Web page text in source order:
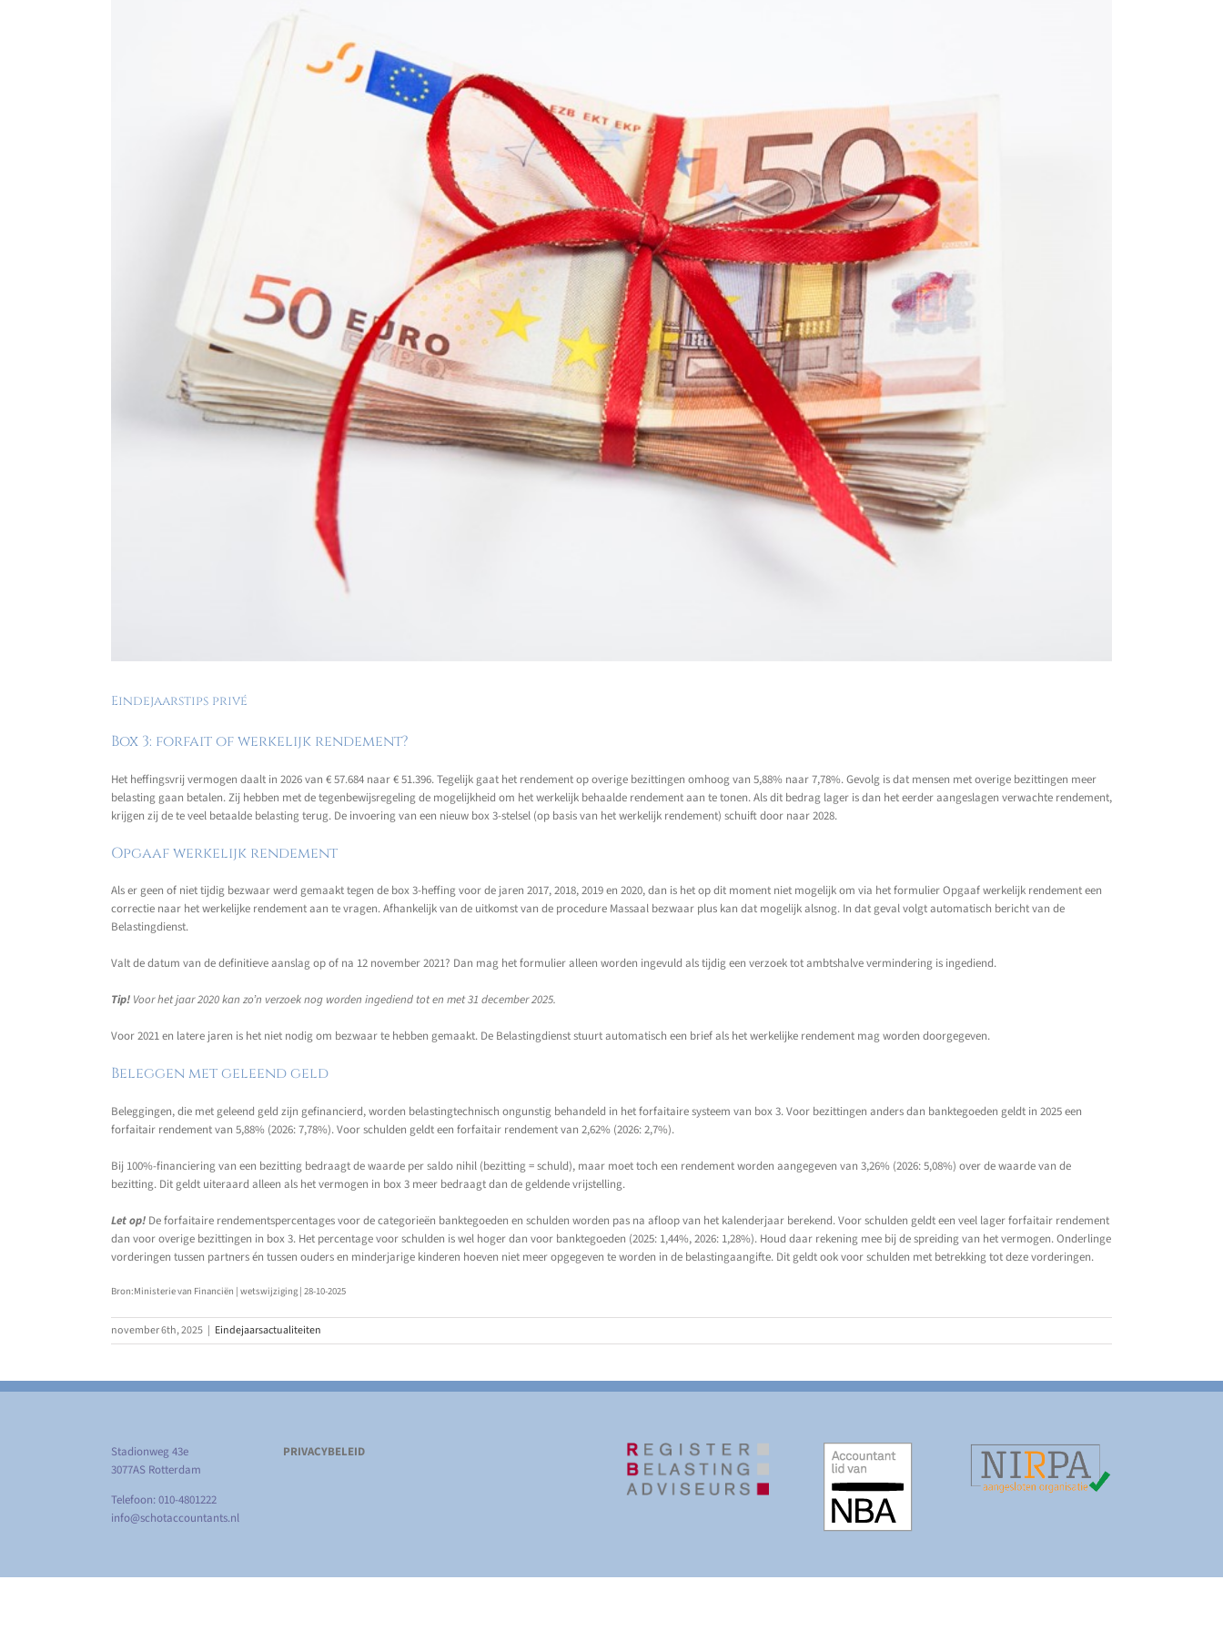
Eindejaarstips privé
Box 3: forfait of werkelijk rendement?
Het heffingsvrij vermogen daalt in 2026 van € 57.684 naar € 51.396. Tegelijk gaat het rendement op overige bezittingen omhoog van 5,88% naar 7,78%. Gevolg is dat mensen met overige bezittingen meer
belasting gaan betalen. Zij hebben met de tegenbewijsregeling de mogelijkheid om het werkelijk behaalde rendement aan te tonen. Als dit bedrag lager is dan het eerder aangeslagen verwachte rendement,
krijgen zij de te veel betaalde belasting terug. De invoering van een nieuw box 3-stelsel (op basis van het werkelijk rendement) schuift door naar 2028.
Opgaaf werkelijk rendement
Als er geen of niet tijdig bezwaar werd gemaakt tegen de box 3-heffing voor de jaren 2017, 2018, 2019 en 2020, dan is het op dit moment niet mogelijk om via het formulier Opgaaf werkelijk rendement een
correctie naar het werkelijke rendement aan te vragen. Afhankelijk van de uitkomst van de procedure Massaal bezwaar plus kan dat mogelijk alsnog. In dat geval volgt automatisch bericht van de
Belastingdienst.
Valt de datum van de definitieve aanslag op of na 12 november 2021? Dan mag het formulier alleen worden ingevuld als tijdig een verzoek tot ambtshalve vermindering is ingediend.
Tip! Voor het jaar 2020 kan zo’n verzoek nog worden ingediend tot en met 31 december 2025.
Voor 2021 en latere jaren is het niet nodig om bezwaar te hebben gemaakt. De Belastingdienst stuurt automatisch een brief als het werkelijke rendement mag worden doorgegeven.
Beleggen met geleend geld
Beleggingen, die met geleend geld zijn gefinancierd, worden belastingtechnisch ongunstig behandeld in het forfaitaire systeem van box 3. Voor bezittingen anders dan banktegoeden geldt in 2025 een
forfaitair rendement van 5,88% (2026: 7,78%). Voor schulden geldt een forfaitair rendement van 2,62% (2026: 2,7%).
Bij 100%-financiering van een bezitting bedraagt de waarde per saldo nihil (bezitting = schuld), maar moet toch een rendement worden aangegeven van 3,26% (2026: 5,08%) over de waarde van de
bezitting. Dit geldt uiteraard alleen als het vermogen in box 3 meer bedraagt dan de geldende vrijstelling.
Let op! De forfaitaire rendementspercentages voor de categorieën banktegoeden en schulden worden pas na afloop van het kalenderjaar berekend. Voor schulden geldt een veel lager forfaitair rendement
dan voor overige bezittingen in box 3. Het percentage voor schulden is wel hoger dan voor banktegoeden (2025: 1,44%, 2026: 1,28%). Houd daar rekening mee bij de spreiding van het vermogen. Onderlinge
vorderingen tussen partners én tussen ouders en minderjarige kinderen hoeven niet meer opgegeven te worden in de belastingaangifte. Dit geldt ook voor schulden met betrekking tot deze vorderingen.
Bron:Ministerie van Financiën | wetswijziging | 28-10-2025
november 6th, 2025 | Eindejaarsactualiteiten
Stadionweg 43e
3077AS Rotterdam
Telefoon: 010-4801222
info@schotaccountants.nl
PRIVACYBELEID